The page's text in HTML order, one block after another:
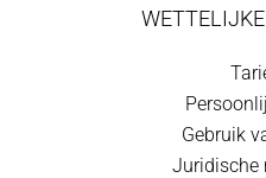
Gebruik
Juridische